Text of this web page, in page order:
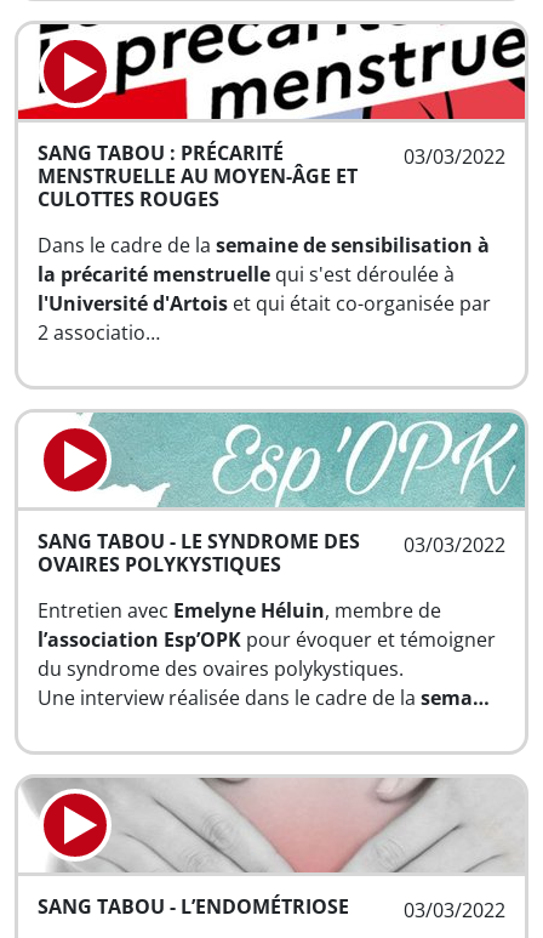
03/03/2022
SANG TABOU : PRÉCARITÉ
MENSTRUELLE AU MOYEN-ÂGE ET
CULOTTES ROUGES
Dans le cadre de la semaine de sensibilisation à
la précarité menstruelle qui s'est déroulée à
l'Université d'Artois et qui était co-organisée par
2 associatio…
03/03/2022
SANG TABOU - LE SYNDROME DES
OVAIRES POLYKYSTIQUES
Entretien avec Emelyne Héluin, membre de
l’association Esp’OPK pour évoquer et témoigner
du syndrome des ovaires polykystiques.
Une interview réalisée dans le cadre de la sema…
03/03/2022
SANG TABOU - L’ENDOMÉTRIOSE